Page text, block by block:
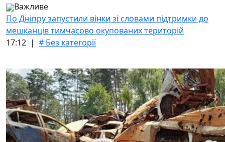
Важливе
По Дніпру запустили вінки зі словами підтримки до
мешканців тимчасово окупованих територій
17:12 | # Без категорії